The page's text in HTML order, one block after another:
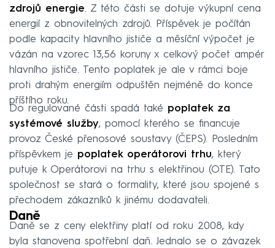
zdrojů energie. Z této části se dotuje výkupní cena
energií z obnovitelných zdrojů. Příspěvek je počítán
podle kapacity hlavního jističe a měsíční výpočet je
vázán na vzorec 13,56 koruny x celkový počet ampér
hlavního jističe. Tento poplatek je ale v rámci boje
proti drahým energiím odpuštěn nejméně do konce
příštího roku.
Do regulované části spadá také poplatek za
systémové služby, pomocí kterého se financuje
provoz České přenosové soustavy (ČEPS). Posledním
příspěvkem je poplatek operátorovi trhu, který
putuje k Operátorovi na trhu s elektřinou (OTE). Tato
společnost se stará o formality, které jsou spojené s
přechodem zákazníků k jinému dodavateli.
Daně
Daně se z ceny elektřiny platí od roku 2008, kdy
byla stanovena spotřební daň. Jednalo se o závazek